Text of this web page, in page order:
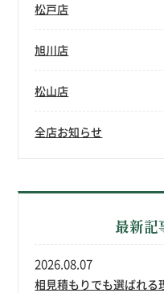
松戸店
旭川店
松山店
全店お知らせ
最新記
相見積もりでも選ばれる
2026.08.07